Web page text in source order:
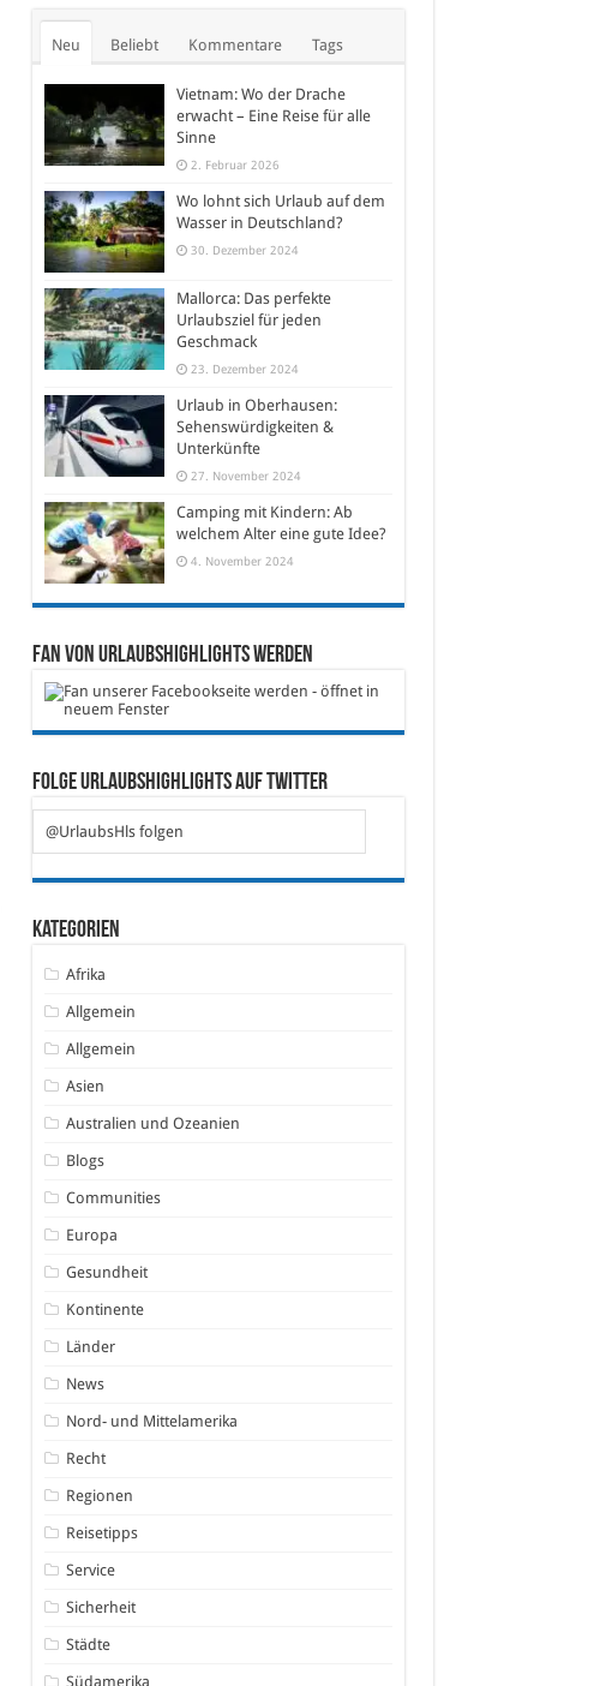
Neu Beliebt Kommentare Tags
Vietnam: Wo der Drache
erwacht – Eine Reise für alle
Sinne
2. Februar 2026
Wo lohnt sich Urlaub auf dem
Wasser in Deutschland?
30. Dezember 2024
Mallorca: Das perfekte
Urlaubsziel für jeden
Geschmack
23. Dezember 2024
Urlaub in Oberhausen:
Sehenswürdigkeiten &
Unterkünfte
27. November 2024
Camping mit Kindern: Ab
welchem Alter eine gute Idee?
4. November 2024
Fan von Urlaubshighlights werden
Folge Urlaubshighlights auf Twitter
@UrlaubsHls folgen
Kategorien
Afrika
Allgemein
Allgemein
Asien
Australien und Ozeanien
Blogs
Communities
Europa
Gesundheit
Kontinente
Länder
News
Nord- und Mittelamerika
Recht
Regionen
Reisetipps
Service
Sicherheit
Städte
Südamerika